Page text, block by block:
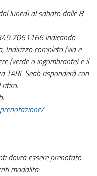
lunedì al sabato dalle 8
indicando
Indirizzo completo (via e
(verde o ingombrante) e il
TARI. Seab risponderà con
ritiro.
dovrà essere prenotato
modalità: